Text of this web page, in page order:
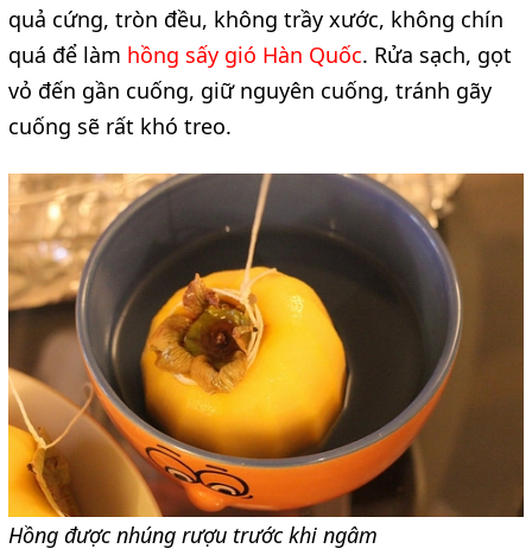
quả cứng, tròn đều, không trầy xước, không chín
quá để làm hồng sấy gió Hàn Quốc. Rửa sạch, gọt
vỏ đến gần cuống, giữ nguyên cuống, tránh gãy
cuống sẽ rất khó treo.
Hồng được nhúng rượu trước khi ngâm